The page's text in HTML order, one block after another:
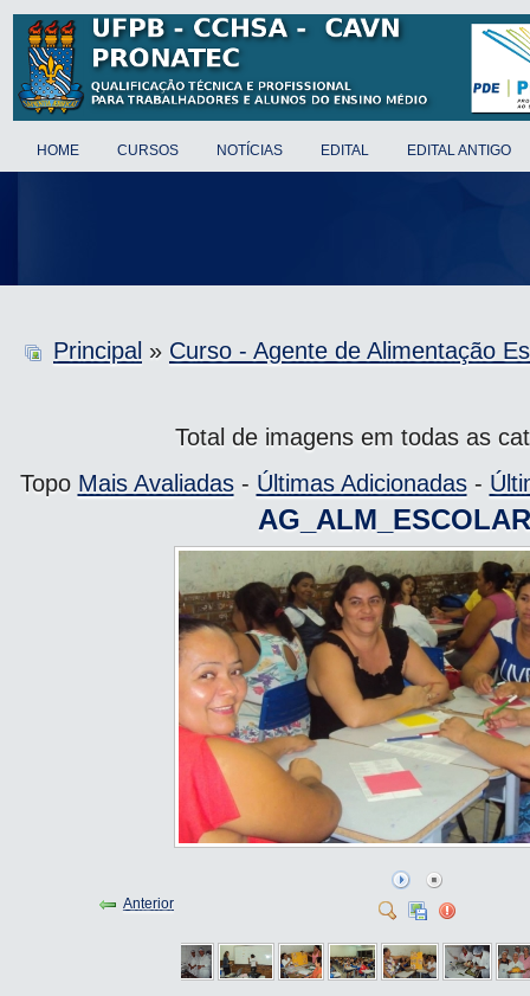
HOME CURSOS NOTÍCIAS EDITAL EDITAL ANTIGO
Principal » Curso - Agente de Alimentação
Total de imagens em todas as
Topo Mais Avaliadas- Últimas Adicionadas-
Anterior